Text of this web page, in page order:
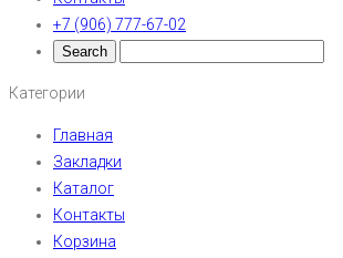
+7 (906) 777-67-02
Категории
Главная
Закладки
Каталог
Контакты
Корзина